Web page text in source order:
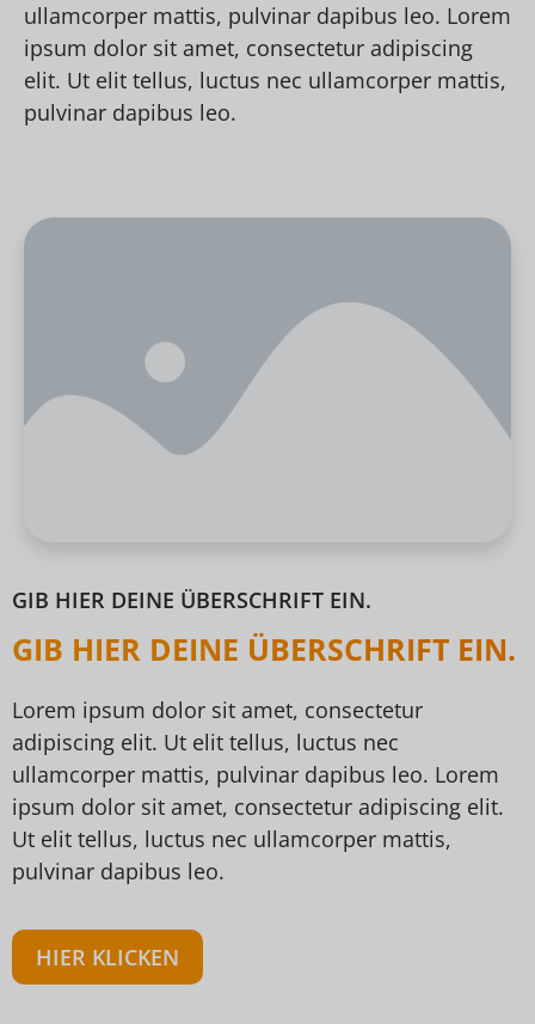
ullamcorper mattis, pulvinar dapibus leo. Lorem
ipsum dolor sit amet, consectetur adipiscing
elit. Ut elit tellus, luctus nec ullamcorper mattis,
pulvinar dapibus leo.
GIB HIER DEINE ÜBERSCHRIFT EIN.
GIB HIER DEINE ÜBERSCHRIFT EIN.
Lorem ipsum dolor sit amet, consectetur
adipiscing elit. Ut elit tellus, luctus nec
ullamcorper mattis, pulvinar dapibus leo. Lorem
ipsum dolor sit amet, consectetur adipiscing elit.
Ut elit tellus, luctus nec ullamcorper mattis,
pulvinar dapibus leo.
HIER KLICKEN